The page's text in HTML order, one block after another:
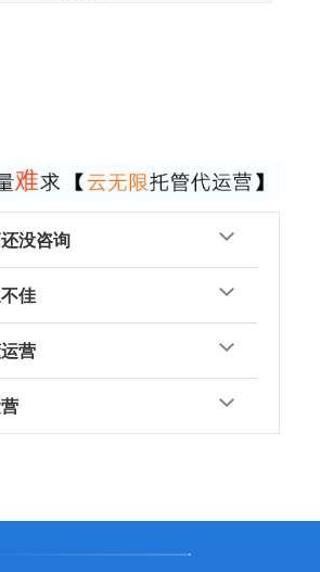
没咨询
佳
营